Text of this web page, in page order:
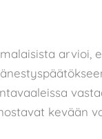
arvioi,
kevään